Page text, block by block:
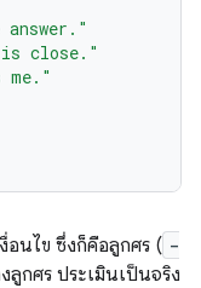
is close."
me."
อนไข ซึ่งก็คือลูกศร ( -
ลูกศร ประเมินเป็นจริง